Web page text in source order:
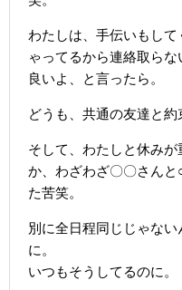
わたしは、手伝いもし
ゃってるから連絡取ら
良いよ、と言ったら。
どうも、共通の友達と約
そして、わたしと休み
か、わざわざ〇〇さん
た苦笑。
別に全日程同じじゃな
に。
いつもそうしてるのに。